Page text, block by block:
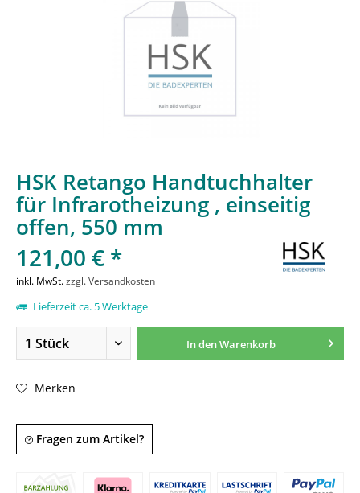
HSK Retango Handtuchhalter
für Infrarotheizung , einseitig
offen, 550 mm
121,00 € *
inkl. MwSt.zzgl. Versandkosten
Lieferzeit ca. 5 Werktage
In denWarenkorb
Merken
Fragen zum Artikel?